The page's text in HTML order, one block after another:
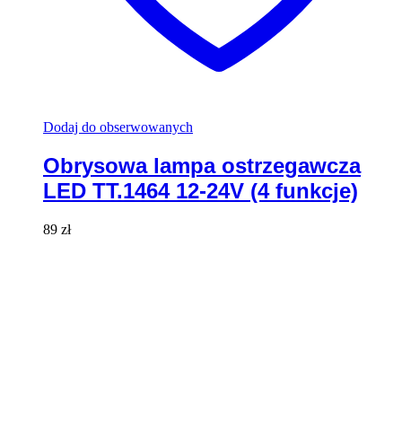
Dodaj do obserwowanych
Obrysowa lampa ostrzegawcza
LED TT.1464 12-24V (4 funkcje)
89 zł